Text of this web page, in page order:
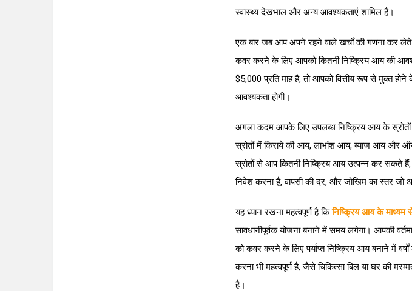
स्वास्थ्य देखभाल और अन्य आवश्यकताएं शामिल हैं।
एक बार जब आप अपने रहने वाले खर्चों की गणना कर लेते
कवर करने के लिए आपको कितनी निष्क्रिय आय की
$5,000 प्रति माह है, तो आपको वित्तीय रूप से मुक्त
आवश्यकता होगी।
अगला कदम आपके लिए उपलब्ध निष्क्रिय आय के स्रोतों
स्रोतों में किराये की आय, लाभांश आय, ब्याज आय और
स्रोतों से आप कितनी निष्क्रिय आय उत्पन्न कर सकते हैं,
निवेश करना है, वापसी की दर, और जोखिम का स्तर जो
यह ध्यान रखना महत्वपूर्ण है किनिष्क्रिय आय के माध्यम से
सावधानीपूर्वक योजना बनाने में समय लगेगा। आपकी
को कवर करने के लिए पर्याप्त निष्क्रिय आय बनाने में
करना भी महत्वपूर्ण है, जैसे चिकित्सा बिल या घर की
है।